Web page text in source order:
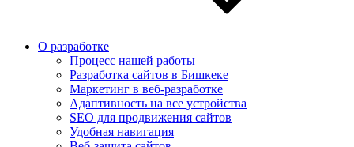
О разработке
Процесс нашей работы
Разработка сайтов в Бишкеке
Маркетинг в веб-разработке
Адаптивность на все устройства
SEO для продвижения сайтов
Удобная навигация